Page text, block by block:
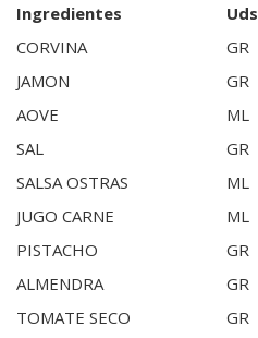
Ingredientes Uds
CORVINA
GR
JAMON
GR
AOVE
ML
SAL
GR
SALSA OSTRAS
ML
JUGO CARNE
ML
PISTACHO
GR
ALMENDRA
GR
TOMATE SECO
GR